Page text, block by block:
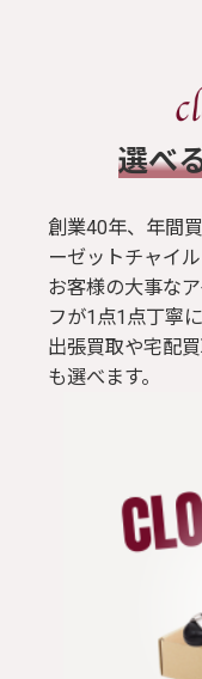
選べ
創業40年、年間
ーゼットチャイ
お客様の大事な
フが1点1点丁寧
出張買取や宅配
も選べます。